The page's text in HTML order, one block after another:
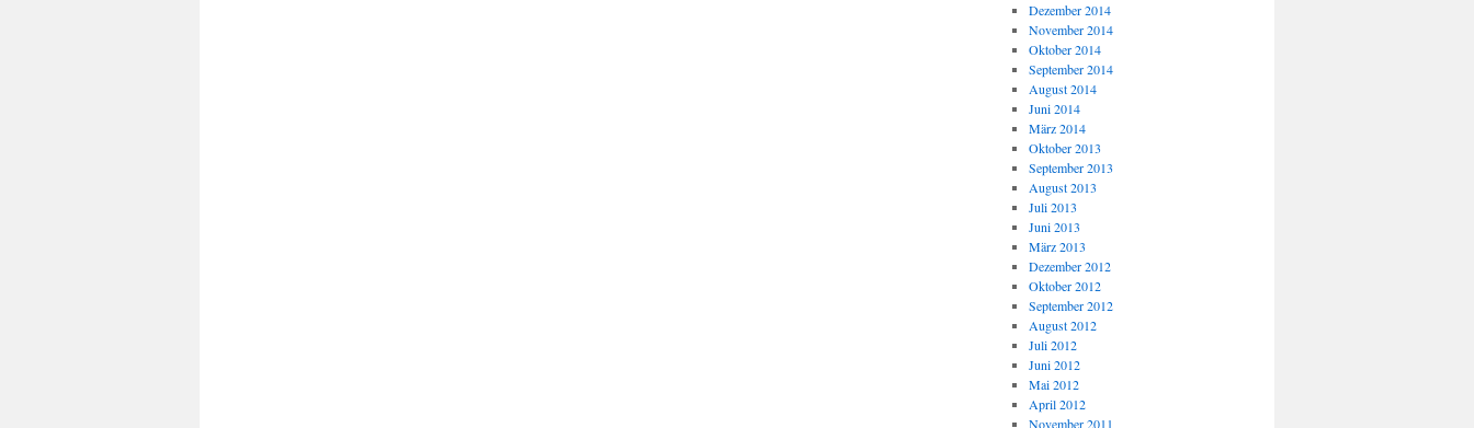
Dezember 2014
November 2014
Oktober 2014
September 2014
August 2014
Juni 2014
März 2014
Oktober 2013
September 2013
August 2013
Juli 2013
Juni 2013
März 2013
Dezember 2012
Oktober 2012
September 2012
August 2012
Juli 2012
Juni 2012
Mai 2012
April 2012
November 2011